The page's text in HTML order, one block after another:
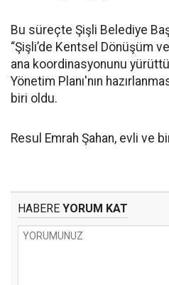
Bu süreçte Şişli Belediye
“Şişli’de Kentsel Dönüşüm
ana koordinasyonunu
Yönetim Planı'nın
biri oldu.
Resul Emrah Şahan, evli ve bir
HABERE YORUM KAT